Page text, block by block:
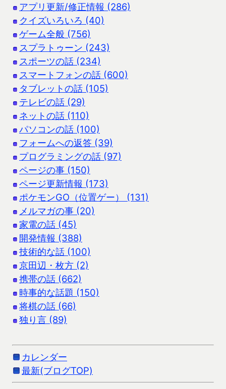
アプリ更新/修正情報 (286)
クイズいろいろ (40)
ゲーム全般 (756)
スプラトゥーン (243)
スポーツの話 (234)
スマートフォンの話 (600)
タブレットの話 (105)
テレビの話 (29)
ネットの話 (110)
パソコンの話 (100)
フォームへの返答 (39)
プログラミングの話 (97)
ページの事 (150)
ページ更新情報 (173)
ポケモンGO（位置ゲー） (131)
メルマガの事 (20)
家電の話 (45)
開発情報 (388)
技術的な話 (100)
京田辺・枚方 (2)
携帯の話 (662)
時事的な話題 (150)
将棋の話 (66)
独り言 (89)
カレンダー
最新(ブログTOP)